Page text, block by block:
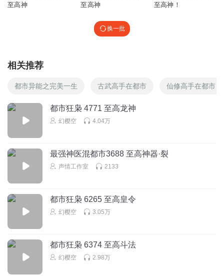
至高神
至高神
至高神！
换一批
相关推荐
都市异能之完美一生 古武高手在都市 仙修高手在都市
都市狂枭 4771 至高龙神
幻樱空 4.04万
最强神医混都市3688 至高神器·裂
声情工作室 2133
都市狂枭 6265 至高皇令
幻樱空 3.05万
都市狂枭 6374 至高斗法
幻樱空 2.98万